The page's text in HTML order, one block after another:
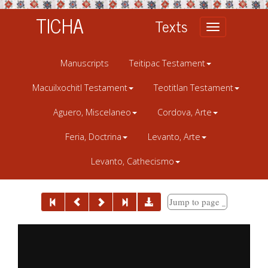
Toggle
TICHA Texts
Manuscripts Teitipac Testament
Macuilxochitl Testament Teotitlan Testament
Aguero, Miscelaneo Cordova, Arte
Feria, Doctrina Levanto, Arte
Levanto, Cathecismo